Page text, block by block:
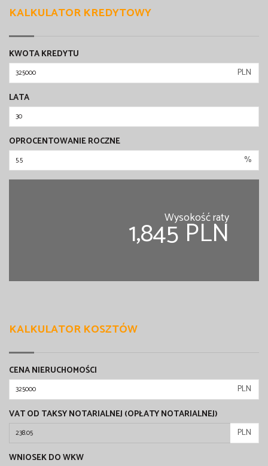
KALKULATOR KREDYTOWY
KWOTA KREDYTU
PLN
LATA
OPROCENTOWANIE ROCZNE
%
Wysokość raty
1,845 PLN
KALKULATOR KOSZTÓW
CENA NIERUCHOMOŚCI
PLN
VAT OD TAKSY NOTARIALNEJ (OPŁATY NOTARIALNEJ)
PLN
WNIOSEK DO WKW